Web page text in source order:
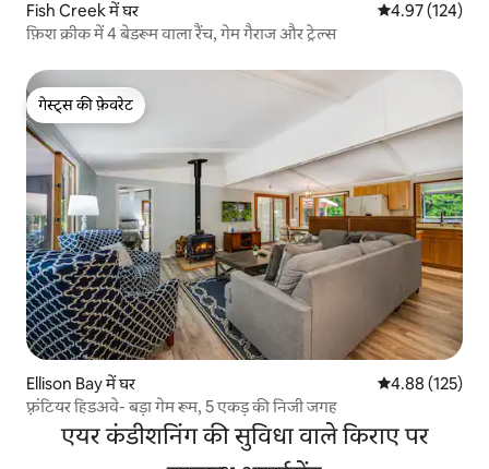
Fish Creek में घर औसत रेटिंग 5 में से
4.97 (124)
फ़िश क्रीक में 4 बेडरूम वाला रैंच, गेम गैराज और ट्रेल्स
गेस्ट्स की फ़ेवरेट
गेस्ट्स की फ़ेवरेट
Ellison Bay में घर औसत रेटिंग 5 में से
4.88 (125)
फ़्रंटियर हिडअवे- बड़ा गेम रूम, 5 एकड़ की निजी जगह
एयर कंडीशनिंग की सुविधा वाले किराए पर